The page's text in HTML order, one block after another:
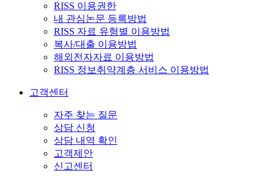
RISS 이용권한
내 관심논문 등록방법
RISS 자료 유형별 이용방법
복사/대출 이용방법
해외전자자료 이용방법
RISS 정보취약계층 서비스 이용방법
고객센터
자주 찾는 질문
상담 신청
상담 내역 확인
고객제안
신고센터